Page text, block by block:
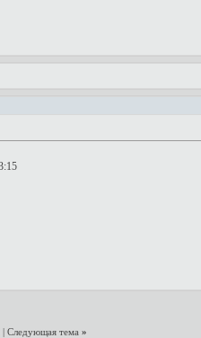
| Следующая тема »